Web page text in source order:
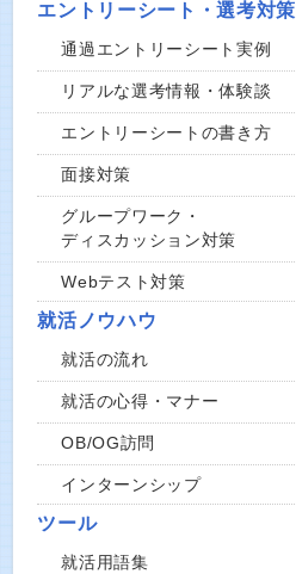
エントリーシート・選考対策
通過エントリーシート実例
リアルな選考情報・体験談
エントリーシートの書き方
面接対策
グループワーク・
ディスカッション対策
Webテスト対策
就活ノウハウ
就活の流れ
就活の心得・マナー
OB/OG訪問
インターンシップ
ツール
就活用語集